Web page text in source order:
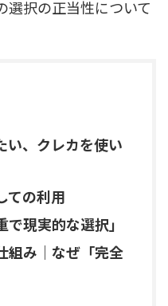
選択の正当性について
い、クレカを使い
ての利用
で現実的な選択」
組み｜なぜ「完全